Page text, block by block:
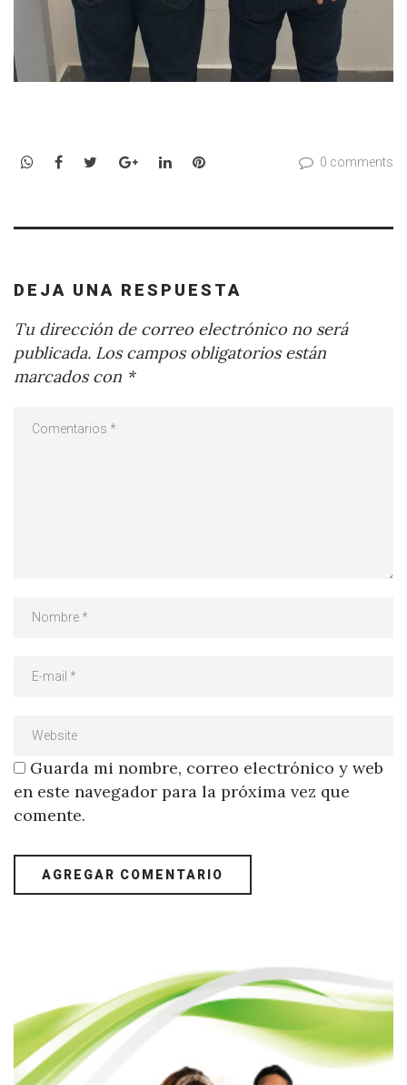
WhatsApp
Facebook
TwitterGoogle+LinkedInPinterest 0 comments
DEJA UNA RESPUESTA
Tu dirección de correo electrónico no será
publicada. Los campos obligatorios están
marcados con *
Guarda mi nombre, correo electrónico y web
en este navegador para la próxima vez que
comente.